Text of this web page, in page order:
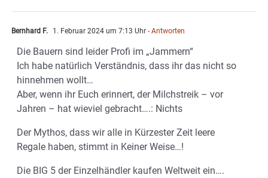
Bernhard F. 1. Februar 2024 um 7:13 Uhr - Antworten
Die Bauern sind leider Profi im „Jammern“
Ich habe natürlich Verständnis, dass ihr das nicht so
hinnehmen wollt…
Aber, wenn ihr Euch erinnert, der Milchstreik – vor
Jahren – hat wieviel gebracht….: Nichts
Der Mythos, dass wir alle in Kürzester Zeit leere
Regale haben, stimmt in Keiner Weise…!
Die BIG 5 der Einzelhändler kaufen Weltweit ein….